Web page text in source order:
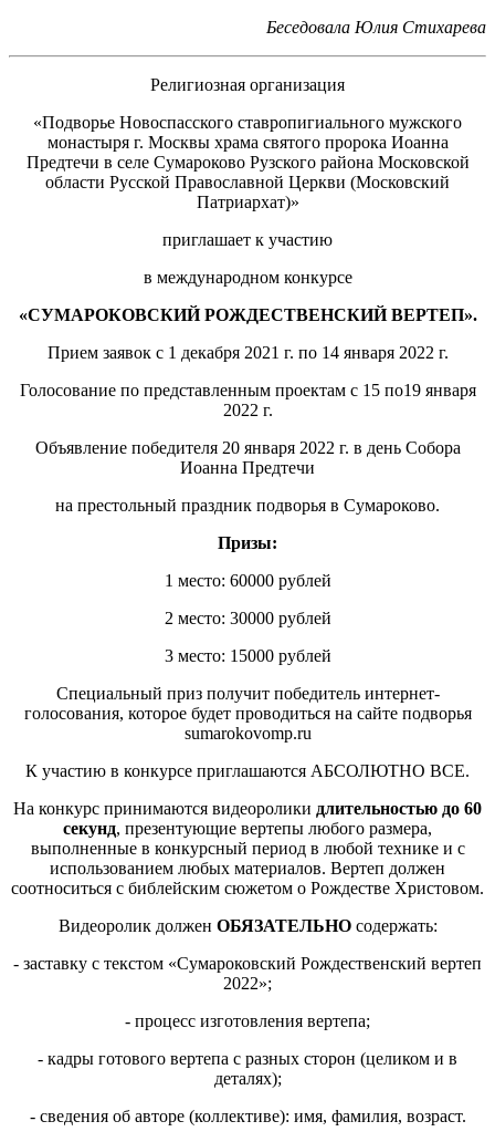
Беседовала Юлия Стихарева
Религиозная организация
«Подворье Новоспасского ставропигиального мужского
монастыря г. Москвы храма святого пророка Иоанна
Предтечи в селе Сумароково Рузского района Московской
области Русской Православной Церкви (Московский
Патриархат)»
приглашает к участию
в международном конкурсе
«СУМАРОКОВСКИЙ РОЖДЕСТВЕНСКИЙ ВЕРТЕП».
Прием заявок с 1 декабря 2021 г. по 14 января 2022 г.
Голосование по представленным проектам с 15 по19 января
2022 г.
Объявление победителя 20 января 2022 г. в день Собора
Иоанна Предтечи
на престольный праздник подворья в Сумароково.
Призы:
1 место: 60000 рублей
2 место: 30000 рублей
3 место: 15000 рублей
Специальный приз получит победитель интернет-
голосования, которое будет проводиться на сайте подворья
sumarokovomp.ru
К участию в конкурсе приглашаются АБСОЛЮТНО ВСЕ.
На конкурс принимаются видеоролики длительностью до 60
секунд, презентующие вертепы любого размера,
выполненные в конкурсный период в любой технике и с
использованием любых материалов. Вертеп должен
соотноситься с библейским сюжетом о Рождестве Христовом.
Видеоролик должен ОБЯЗАТЕЛЬНОсодержать:
- заставку с текстом «Сумароковский Рождественский вертеп
2022»;
- процесс изготовления вертепа;
- кадры готового вертепа с разных сторон (целиком и в
деталях);
- сведения об авторе (коллективе): имя, фамилия, возраст.